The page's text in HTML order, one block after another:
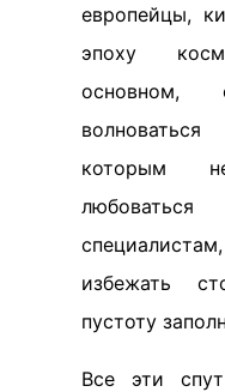
европейцы,
эпоху
которым
избежать
пустоту
Все эти